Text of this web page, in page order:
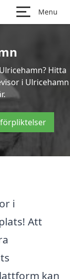
Menu
Hitta
i Ulricehamn
i
Att
kan